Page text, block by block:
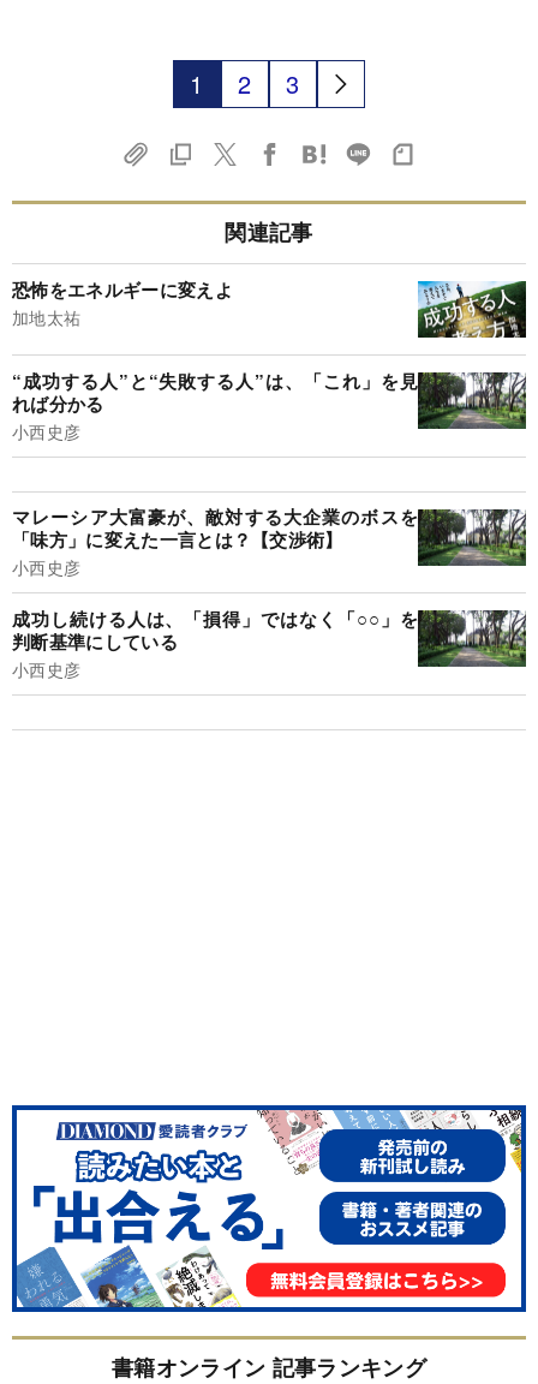
1 2 3
関連記事
恐怖をエネルギーに変えよ
加地太祐
“成功する人”と“失敗する人”は、「これ」を見
れば分かる
小西史彦
マレーシア大富豪が、敵対する大企業のボスを
「味方」に変えた一言とは？【交渉術】
小西史彦
成功し続ける人は、「損得」ではなく「○○」を
判断基準にしている
小西史彦
書籍オンライン 記事ランキング